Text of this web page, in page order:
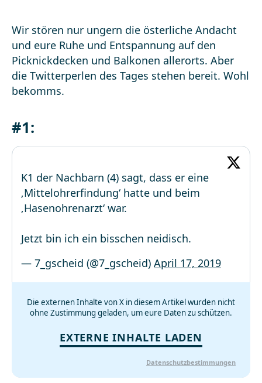
Wir stören nur ungern die österliche Andacht
und eure Ruhe und Entspannung auf den
Picknickdecken und Balkonen allerorts. Aber
die Twitterperlen des Tages stehen bereit. Wohl
bekomms.
#1:
K1 der Nachbarn (4) sagt, dass er eine
‚Mittelohrerfindung‘ hatte und beim
‚Hasenohrenarzt‘ war.
Jetzt bin ich ein bisschen neidisch.
— 7_gscheid (@7_gscheid) April 17, 2019
Die externen Inhalte von X in diesem Artikel wurden nicht
ohne Zustimmung geladen, um eure Daten zu schützen.
EXTERNE INHALTE LADEN
Datenschutzbestimmungen